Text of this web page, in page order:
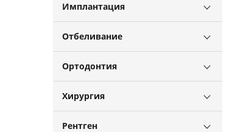
Имплантация
Отбеливание
Ортодонтия
Хирургия
Рентген